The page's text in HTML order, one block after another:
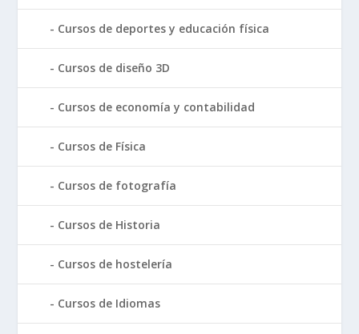
Cursos de deportes y educación física
Cursos de diseño 3D
Cursos de economía y contabilidad
Cursos de Física
Cursos de fotografía
Cursos de Historia
Cursos de hostelería
Cursos de Idiomas